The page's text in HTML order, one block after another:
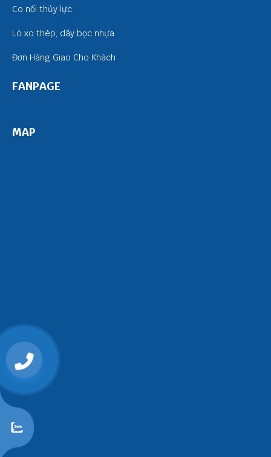
Co nối thủy lực
Lò xo thép, dây bọc nhựa
Đơn Hàng Giao Cho Khách
FANPAGE
MAP
0868107515